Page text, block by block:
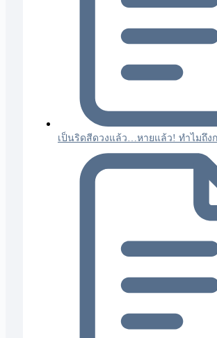
เป็นริดสีดวงแล้ว…หายแล้ว! ทำไมถึง